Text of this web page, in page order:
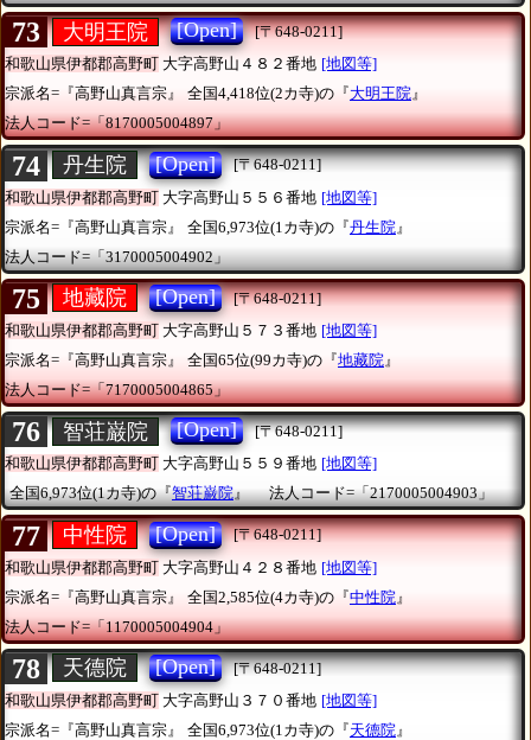
73 大明王院 [Open]
[〒648-0211]
和歌山県伊都郡高野町 大字高野山４８２番地 [地図等]
宗派名=『高野山真言宗』
全国4,418位(2カ寺)の『大明王院』
法人コード=「8170005004897」
74 丹生院 [Open]
[〒648-0211]
和歌山県伊都郡高野町 大字高野山５５６番地 [地図等]
宗派名=『高野山真言宗』
全国6,973位(1カ寺)の『丹生院 』
法人コード=「3170005004902」
75 地藏院 [Open]
[〒648-0211]
和歌山県伊都郡高野町 大字高野山５７３番地 [地図等]
宗派名=『高野山真言宗』
全国65位(99カ寺)の『地藏院 』
法人コード=「7170005004865」
76 智荘巌院 [Open]
[〒648-0211]
和歌山県伊都郡高野町 大字高野山５５９番地 [地図等]
全国6,973位(1カ寺)の『智荘巌院』 法人コード=「2170005004903」
77 中性院 [Open]
[〒648-0211]
和歌山県伊都郡高野町 大字高野山４２８番地 [地図等]
宗派名=『高野山真言宗』
全国2,585位(4カ寺)の『中性院 』
法人コード=「1170005004904」
78 天德院 [Open]
[〒648-0211]
和歌山県伊都郡高野町 大字高野山３７０番地 [地図等]
宗派名=『高野山真言宗』
全国6,973位(1カ寺)の『天德院 』